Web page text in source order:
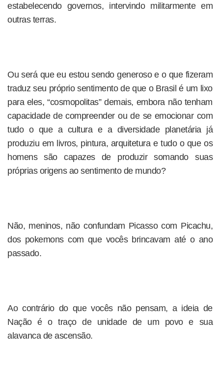
estabelecendo governos, intervindo militarmente em
outras terras.
Ou será que eu estou sendo generoso e o que fizeram
traduz seu próprio sentimento de que o Brasil é um lixo
para eles, “cosmopolitas” demais, embora não tenham
capacidade de compreender ou de se emocionar com
tudo o que a cultura e a diversidade planetária já
produziu em livros, pintura, arquitetura e tudo o que os
homens são capazes de produzir somando suas
próprias origens ao sentimento de mundo?
Não, meninos, não confundam Picasso com Picachu,
dos pokemons com que vocês brincavam até o ano
passado.
Ao contrário do que vocês não pensam, a ideia de
Nação é o traço de unidade de um povo e sua
alavanca de ascensão.